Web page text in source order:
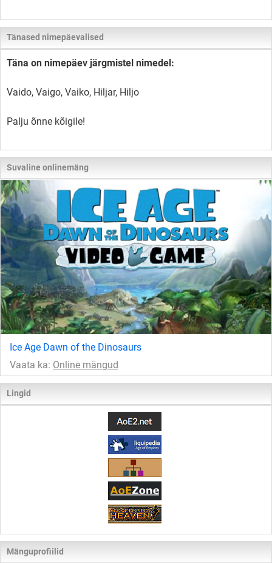
Tänased nimepäevalised
Täna on nimepäev järgmistel nimedel:
Vaido, Vaigo, Vaiko, Hiljar, Hiljo
Palju õnne kõigile!
Suvaline onlinemäng
Ice Age Dawn of the Dinosaurs
Vaata ka: Online mängud
Lingid
Mänguprofiilid